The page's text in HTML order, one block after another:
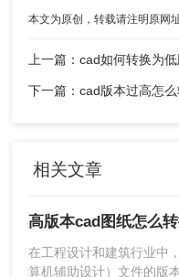
费。
推荐工具： 转转大师
操作步骤：
本文为原创，转载请注明原网
上一篇：cad如何转换为
相关文章
在工程设计和建筑行业中
算机辅助设计）文件的版